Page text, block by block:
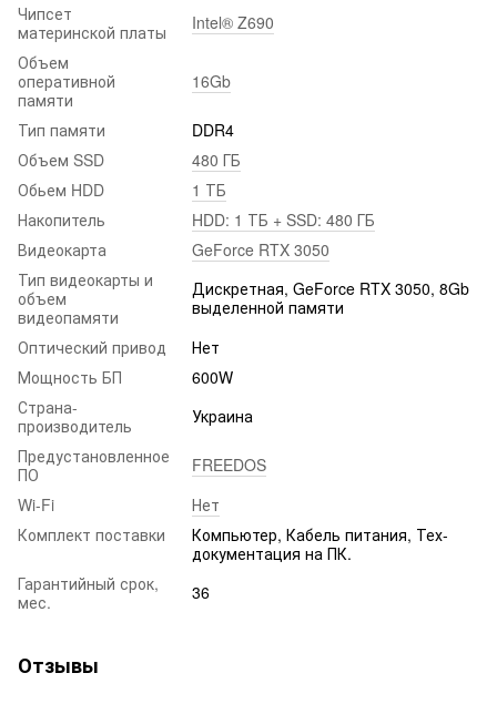
Чипсет
материнской платы
Intel® Z690
Объем
оперативной
памяти
16Gb
Тип памяти
DDR4
Объем SSD
480 ГБ
Обьем HDD
1 ТБ
Накопитель
HDD: 1 ТБ + SSD: 480 ГБ
Видеокарта
GeForce RTX 3050
Тип видеокарты и
объем
видеопамяти
Дискретная, GeForce RTX 3050, 8Gb
выделенной памяти
Оптический привод
Нет
Мощность БП
600W
Страна-
производитель
Украина
Предустановленное
ПО
FREEDOS
Wi-Fi
Нет
Комплект поставки
Компьютер, Кабель питания, Тех-
документация на ПК.
Гарантийный срок,
мес.
36
Отзывы